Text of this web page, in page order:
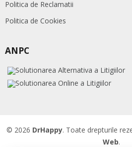
Politica de Reclamatii
Politica de Cookies
ANPC
© 2026 DrHappy. Toate drepturile
Web.